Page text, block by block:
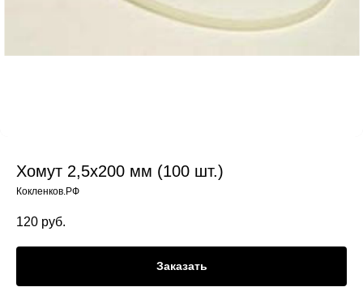
Хомут 2,5х200 мм (100 шт.)
Кокленков.РФ
120 руб.
Заказать